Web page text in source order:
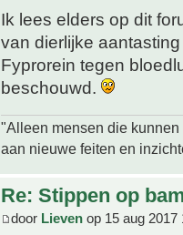
Ik lees elders op dit
van dierlijke
Fyprorein tegen
beschouwd.
"Alleen mensen die
aan nieuwe feiten en
Re: Stippen op
door Lieven op 15 aug 2017